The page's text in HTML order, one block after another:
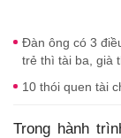
Đàn ông có 3
trẻ thì tài ba, già
10 thói quen tài
Trong hành